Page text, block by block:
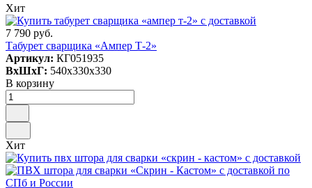
Хит
7 790 руб.
Табурет сварщика «Ампер Т-2»
Артикул: КГ051935
ВxШxГ: 540x330x330
В корзину
Хит